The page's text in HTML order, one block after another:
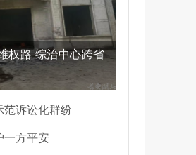
权路 综治中心跨省
范诉讼化群纷
一方平安